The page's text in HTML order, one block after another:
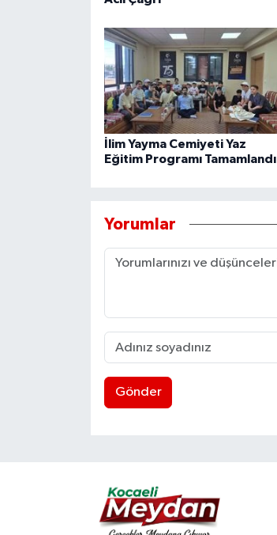
İlim Yayma Cemiyeti Yaz
Eğitim Programı Tamamlandı
Yorumlar
Gönder